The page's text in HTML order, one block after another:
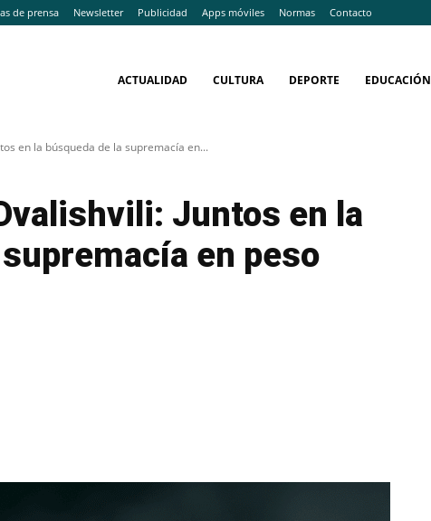
de prensa Newsletter Publicidad Apps móviles Normas Contacto
ACTUALIDAD CULTURA DEPORTE EDUCACIÓN
en la búsqueda de la supremacía en...
Juntos en la
en peso